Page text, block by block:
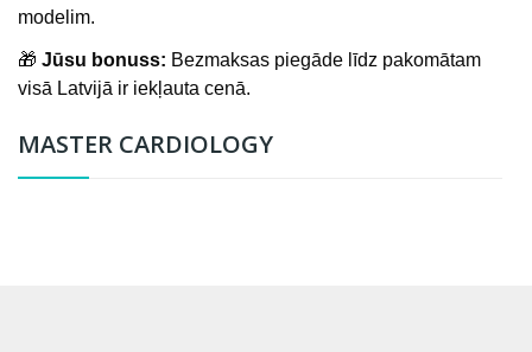
MASTER CARDIOLOGY
modelim.
🎁 Jūsu bonuss: Bezmaksas piegāde līdz pakomātam
visā Latvijā ir iekļauta cenā.